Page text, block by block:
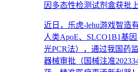
因多态性检测试剂盒获批上
近日，乐虎-lehu游戏智
人类ApoE、SLCO1B1基
光PCR法），通过我国药
器械审批（国械注准